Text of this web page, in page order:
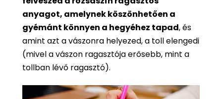
anyagot, amelynek köszönhetően a
gyémánt könnyen a hegyéhez tapad, és
amint azt a vászonra helyezed, a toll elengedi
(mivel a vászon ragasztója erősebb, mint a
tollban lévő ragasztó).